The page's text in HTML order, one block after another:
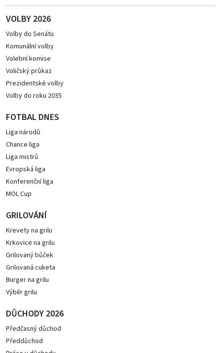
VOLBY 2026
Volby do Senátu
Komunální volby
Volební komise
Voličský průkaz
Prezidentské volby
Volby do roku 2035
FOTBAL DNES
Liga národů
Chance liga
Liga mistrů
Evropská liga
Konferenční liga
MOL Cup
GRILOVÁNÍ
Krevety na grilu
Krkovice na grilu
Grilovaný bůček
Grilovaná cuketa
Burger na grilu
Výběr grilu
DŮCHODY 2026
Předčasný důchod
Předdůchod